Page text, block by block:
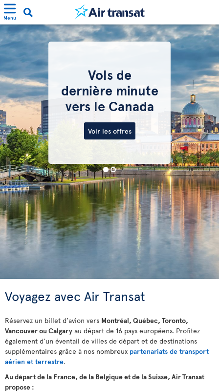
Menu
Vols de
dernière minute
vers le Canada
Voir les offres
Voyagez avec Air Transat
Réservez un billet d’avion vers Montréal, Québec, Toronto,
Vancouver ou Calgary au départ de 16 pays européens. Profitez
également d’un éventail de villes de départ et de destinations
supplémentaires grâce à nos nombreux partenariats de transport
aérien et terrestre.
Au départ de la France, de la Belgique et de la Suisse, Air Transat
propose :